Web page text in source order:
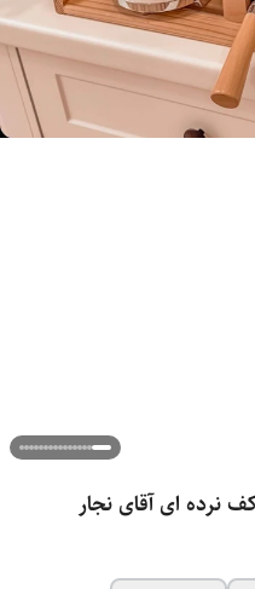
نرده ای آقای نجار